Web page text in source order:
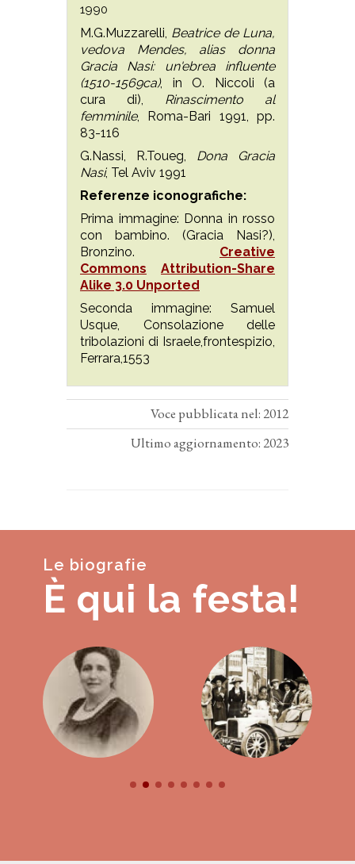
1990
M.G.Muzzarelli, Beatrice de Luna,
vedova Mendes, alias donna
Gracia Nasi: un'ebrea influente
(1510-1569ca), in O. Niccoli (a
cura di), Rinascimento al
femminile, Roma-Bari 1991, pp.
83-116
G.Nassi, R.Toueg, Dona Gracia
Nasi, Tel Aviv 1991
Referenze iconografiche:
Prima immagine: Donna in rosso
con bambino. (Gracia Nasi?),
Bronzino. Creative
Commons
Attribution-Share
Alike 3.0 Unported
Seconda immagine: Samuel
Usque, Consolazione delle
tribolazioni di Israele,frontespizio,
Ferrara,1553
Voce pubblicata nel: 2012
Ultimo aggiornamento: 2023
Le biografie
È qui la festa!